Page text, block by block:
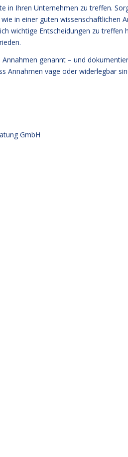
in Ihren Unternehmen zu treffen.
in einer guten wissenschaftlichen
wichtige Entscheidungen zu treffen
genannt – und
Annahmen vage oder widerlegbar
GmbH